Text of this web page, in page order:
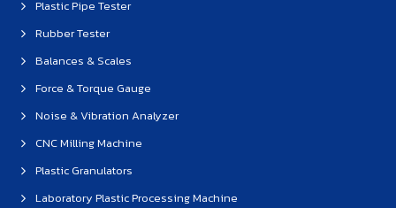
Plastic Pipe Tester
Rubber Tester
Balances & Scales
Force & Torque Gauge
Noise & Vibration Analyzer
CNC Milling Machine
Plastic Granulators
Laboratory Plastic Processing Machine